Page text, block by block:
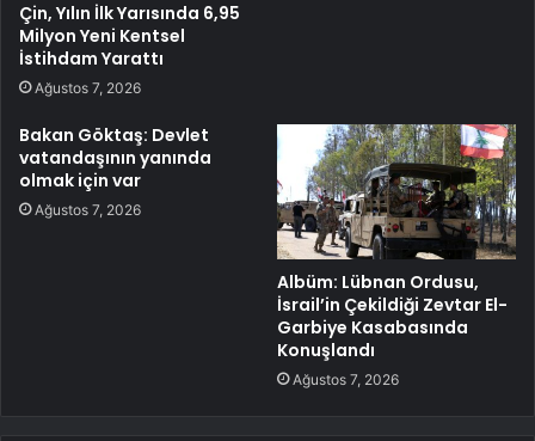
Çin, Yılın İlk Yarısında 6,95
Milyon Yeni Kentsel
İstihdam Yarattı
Ağustos 7, 2026
Bakan Göktaş: Devlet
vatandaşının yanında
olmak için var
Ağustos 7, 2026
Albüm: Lübnan Ordusu,
İsrail’in Çekildiği Zevtar El-
Garbiye Kasabasında
Konuşlandı
Ağustos 7, 2026